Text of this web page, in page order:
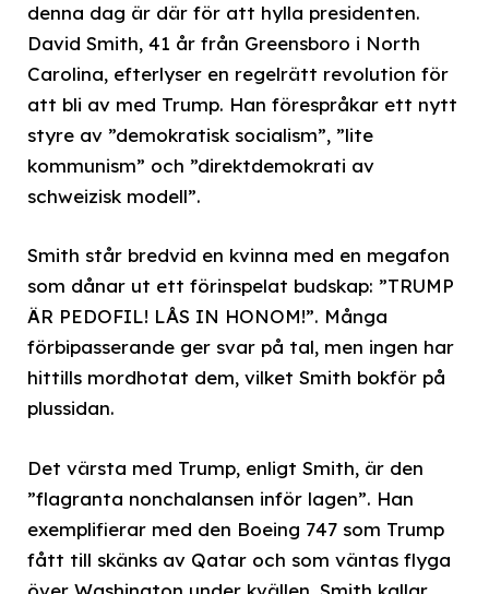
denna dag är där för att hylla presidenten.
David Smith, 41 år från Greensboro i North
Carolina, efterlyser en regelrätt revolution för
att bli av med Trump. Han förespråkar ett nytt
styre av ”demokratisk socialism”, ”lite
kommunism” och ”direktdemokrati av
schweizisk modell”.
Smith står bredvid en kvinna med en megafon
som dånar ut ett förinspelat budskap: ”TRUMP
ÄR PEDOFIL! LÅS IN HONOM!”. Många
förbipasserande ger svar på tal, men ingen har
hittills mordhotat dem, vilket Smith bokför på
plussidan.
Det värsta med Trump, enligt Smith, är den
”flagranta nonchalansen inför lagen”. Han
exemplifierar med den Boeing 747 som Trump
fått till skänks av Qatar och som väntas flyga